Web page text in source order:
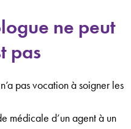
ne peut
pas
pas vocation à soigner les
médicale d’un agent à un